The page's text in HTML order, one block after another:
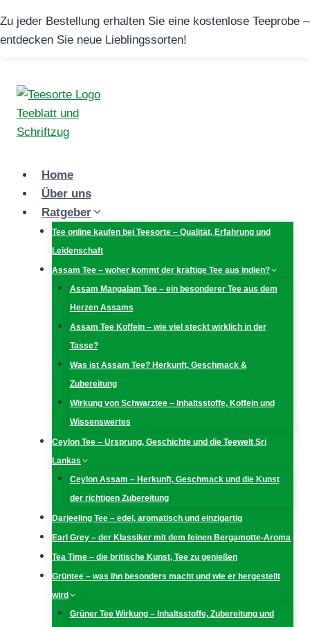
Inhalt
springen
Zu jeder Bestellung erhalten Sie eine kostenlose Teeprobe –
entdecken Sie neue Lieblingssorten!
Home
Über uns
Ratgeber
Tee online kaufen bei Teesorte – Qualität, Erfahrung und
Leidenschaft
Assam Tee – woher kommt der kräftige Tee aus Indien?
Assam Mangalam Tee – ein besonderer Tee aus dem
Herzen Assams
Assam Tee Koffein – wie viel steckt wirklich in der
Tasse?
Was ist Assam Tee? Herkunft, Geschmack &
Zubereitung
Wirkung von Schwarztee – Inhaltsstoffe, Koffein und
Wissenswertes
Ceylon Tee – Ursprung, Geschichte und die Teewelt Sri
Lankas
Ceylon Assam – Herkunft, Geschmack und die Kunst
der richtigen Zubereitung
Darjeeling Tee – edel, aromatisch und einzigartig
Earl Grey – der Klassiker mit dem feinen Bergamotte-Aroma
Tea Time – die britische Kunst, Tee zu genießen
Grüntee – was ihn besonders macht und wie er hergestellt
wird
Grüner Tee Wirkung – Inhaltsstoffe, Zubereitung und